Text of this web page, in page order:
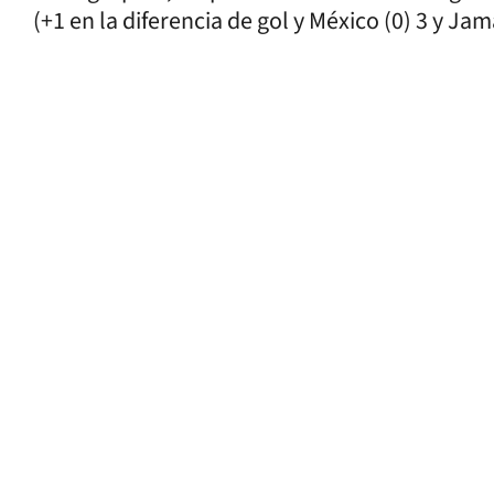
(+1 en la diferencia de gol y México (0) 3 y